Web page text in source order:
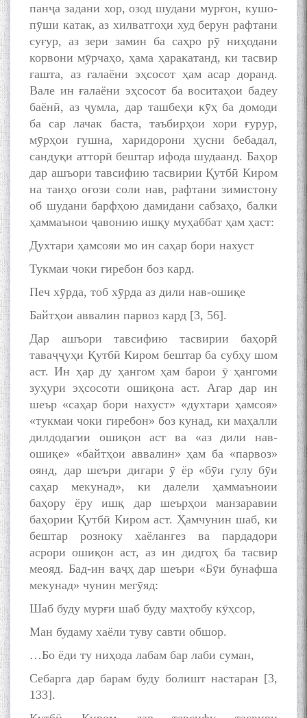
панҷа задани хор, озод шудани мурғон, кушо-
пӯши катак, аз хилватгоҳи худ берун рафтани
суғур, аз зери замин ба саҳро рӯ ниҳодани
корвони мӯрчаҳо, ҳама ҳаракатанд, ки тасвир
гашта, аз ғалаёни эҳсосот ҳам асар доранд.
Вале ин ғалаёни эҳсосот ба воситаҳои бадеу
баёнӣ, аз ҷумла, дар ташбеҳи кӯҳ ба домоди
ба сар лачак баста, таъбирҳои хори ғурур,
мӯрҳои гушна, харидорони ҳусни бебадал,
сандуқи атторӣ бештар ифода шудаанд. Баҳор
дар ашъори тавсифию тасвирии Қутбӣ Киром
на танҳо оғози соли нав, рафтани зимистону
об шудани барфҳою дамидани сабзаҳо, балки
ҳаммаънои ҷавонию ишқу муҳаббат ҳам ҳаст:
Духтари ҳамсояи мо ин саҳар бори нахуст
Тукмаи чоки гиребон боз кард.
Печ хӯрда, тоб хӯрда аз дили нав-ошиқе
Байтҳои аввалин парвоз кард [3, 56].
Дар ашъори тавсифию тасвирии баҳорӣ
таваҷҷуҳи Қутбӣ Киром бештар ба субҳу шом
аст. Ин ҳар ду ҳангом ҳам барои ӯ ҳангоми
зуҳури эҳсосоти ошиқона аст. Агар дар ин
шеър «саҳар бори нахуст» «духтари ҳамсоя»
«тукмаи чоки гиребон» боз кунад, ки маҳалли
дилдодагии ошиқон аст ва «аз дили нав-
ошиқе» «байтҳои аввалин» ҳам ба «парвоз»
оянд, дар шеъри дигари ӯ ёр «бӯи гулу бӯи
саҳар мекунад», ки далели ҳаммаъноии
баҳору ёру ишқ дар шеърҳои манзаравии
баҳории Қутбӣ Киром аст. Ҳамчунин шаб, ки
бештар розноку хаёлангез ва пардадори
асрори ошиқон аст, аз ин дидгоҳ ба тасвир
меояд. Бад-ин ваҷҳ дар шеъри «Бӯи бунафша
мекунад» чунин мегӯяд:
Шаб буду мурғи шаб буду маҳтобу кӯҳсор,
Ман будаму хаёли туву савти обшор.
…Бо ёди ту ниҳода лабам бар лаби суман,
Себарга дар барам буду болишт настаран [3,
133].